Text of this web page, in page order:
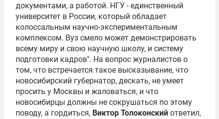
документами, а работой. НГУ - единственный
университет в России, который обладает
колоссальным научно-экспериментальным
комплексом. Вуз смело может демонстрировать
всему миру и свою научную школу, и систему
подготовки кадров". На вопрос журналистов о
том, что встречается такое высказывание, что
новосибирский губернатор, дескать, не умеет
просить у Москвы и жаловаться, и что
новосибирцы должны не сокрушаться по этому
поводу, а гордиться, Виктор Толоконский ответил,